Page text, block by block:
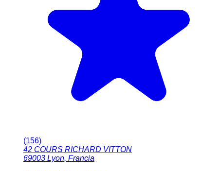
(156)
42 COURS RICHARD VITTON
69003 Lyon, Francia